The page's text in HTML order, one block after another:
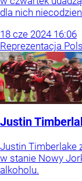
dla nich
18 cze 2024 16:06
Reprezentacja
Justin
Justin Timberlake
w stanie Nowy
alkoholu.